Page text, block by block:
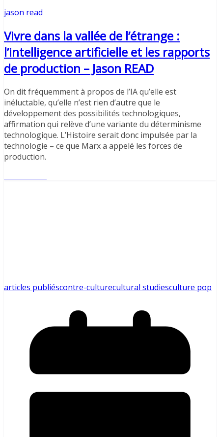
jason read
Vivre dans la vallée de l’étrange :
l’intelligence artificielle et les rapports
de production – Jason READ
On dit fréquemment à propos de l’IA qu’elle est
inéluctable, qu’elle n’est rien d’autre que le
développement des possibilités technologiques,
affirmation qui relève d’une variante du déterminisme
technologique. L’Histoire serait donc impulsée par la
technologie – ce que Marx a appelé les forces de
production.
articles publiéscontre-culturecultural studiesculture pop